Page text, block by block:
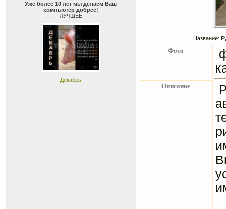
Уже более 10 лет мы делаем Ваш
компьютер добрее!
ЛУЧШЕЕ
Декабрь
Название:
Фото
Описание